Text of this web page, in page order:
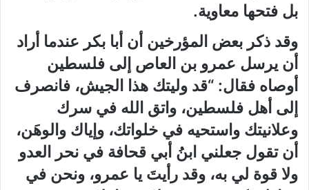
بل فتحها معاوية.
وقد ذكر بعض المؤرخين أن أبا بكر عندما أراد
أن يرسل عمرو بن العاص إلى فلسطين
أوصاه فقال: “قد وليتك هذا الجيش، فانصرف
إلى أهل فلسطين، واتق الله في سرك
وعلانيتك واستحيه في خلواتك، وإياك والوهَن،
أن تقول جعلني ابنُ أبي قحافة في نحر العدو
ولا قوة لي به، وقد رأيتَ يا عمرو، ونحن في